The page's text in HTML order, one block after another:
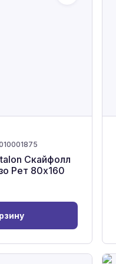
Скайфолл
Рет 80x160